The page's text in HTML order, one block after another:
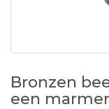
Bronzen
een